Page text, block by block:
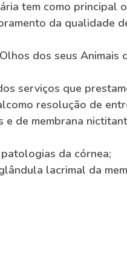
tem como principal
da qualidade
dos seus Animais
serviços que
resolução de
e de membrana
da córnea;
lacrimal da